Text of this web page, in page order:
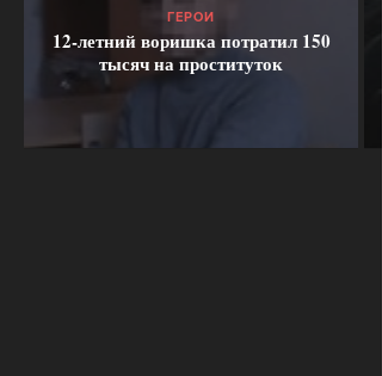
ГЕРОИ
12-летний воришка потратил 150
тысяч на проституток